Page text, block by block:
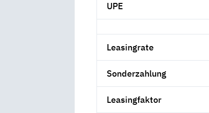
UPE
Leasingrate
Sonderzahlung
Leasingfaktor